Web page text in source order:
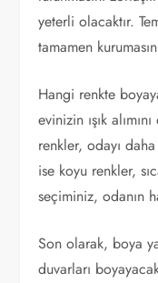
yeterli olacaktır.
tamamen
Hangi renkte
evinizin ışık
renkler, odayı
ise koyu renkler,
seçiminiz, odanın
Son olarak, boya
duvarları